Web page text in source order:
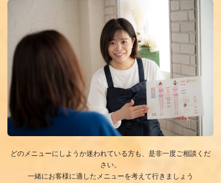
どのメニューにしようか迷われている方も、是非一度ご相談くだ
さい。
一緒にお客様に適したメニューを考えて行きましょう